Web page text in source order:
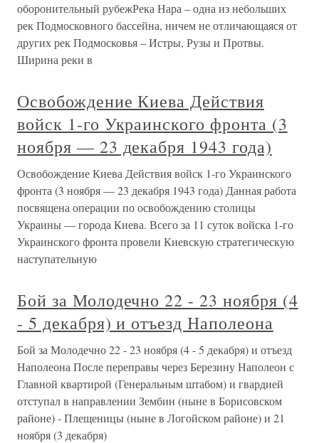
оборонительный рубежРека Нара – одна из небольших
рек Подмосковного бассейна, ничем не отличающаяся от
других рек Подмосковья – Истры, Рузы и Протвы.
Ширина реки в
Освобождение Киева Действия
войск 1-го Украинского фронта (3
ноября — 23 декабря 1943 года)
Освобождение Киева Действия войск 1-го Украинского
фронта (3 ноября — 23 декабря 1943 года) Данная работа
посвящена операции по освобождению столицы
Украины — города Киева. Всего за 11 суток войска 1-го
Украинского фронта провели Киевскую стратегическую
наступательную
Бой за Молодечно 22 - 23 ноября (4
- 5 декабря) и отъезд Наполеона
Бой за Молодечно 22 - 23 ноября (4 - 5 декабря) и отъезд
Наполеона После переправы через Березину Наполеон с
Главной квартирой (Генеральным штабом) и гвардией
отступал в направлении Зембин (ныне в Борисовском
районе) - Плещеницы (ныне в Логойском районе) и 21
ноября (3 декабря)